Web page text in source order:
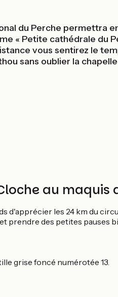
du Perche
« Petite cathédrale du
vous sentirez le
sans oublier la
au
d'apprécier les 24 km du
prendre des petites pauses
grise foncé numérotée 13.